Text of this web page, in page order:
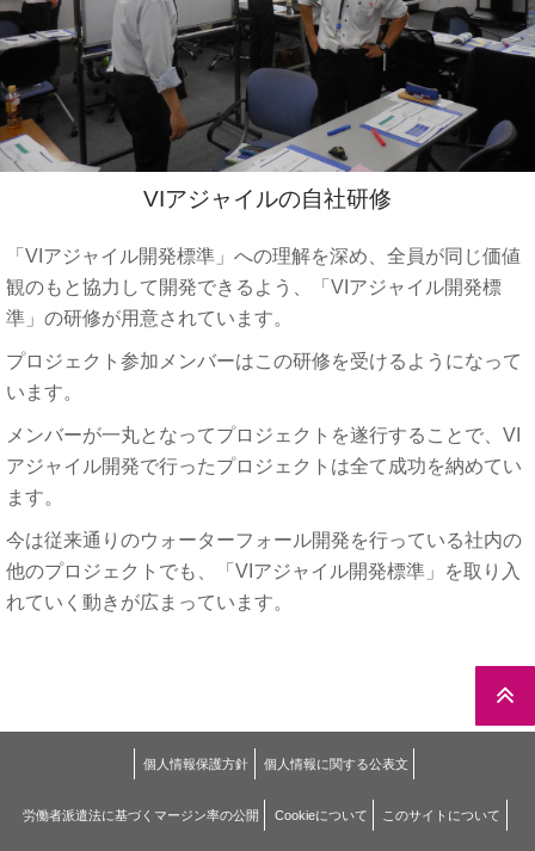
VIアジャイルの自社研修
「VIアジャイル開発標準」への理解を深め、全員が同じ価値
観のもと協力して開発できるよう、「VIアジャイル開発標
準」の研修が用意されています。
プロジェクト参加メンバーはこの研修を受けるようになって
います。
メンバーが一丸となってプロジェクトを遂行することで、VI
アジャイル開発で行ったプロジェクトは全て成功を納めてい
ます。
今は従来通りのウォーターフォール開発を行っている社内の
他のプロジェクトでも、「VIアジャイル開発標準」を取り入
れていく動きが広まっています。
個人情報保護方針 個人情報に関する公表文
労働者派遣法に基づくマージン率の公開 Cookieについて このサイトについて